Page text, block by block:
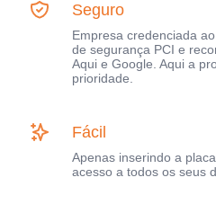
Seguro
Empresa credenciada
de segurança PCI e
Aqui e Google. Aqui a
prioridade.
Fácil
Apenas inserindo a
acesso a todos os seus